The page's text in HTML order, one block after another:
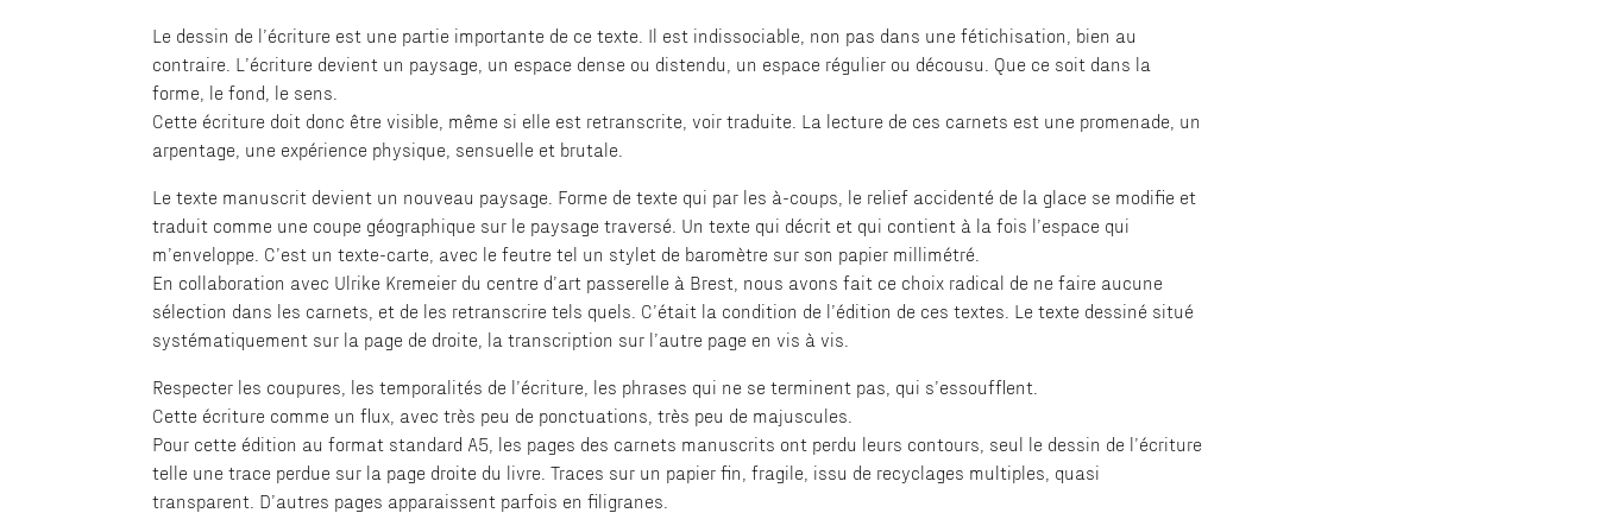
Le dessin de l’écriture est une partie importante de ce texte. Il est indissociable, non pas dans une fétichisation, bien au
contraire. L’écriture devient un paysage, un espace dense ou distendu, un espace régulier ou décousu. Que ce soit dans la
forme, le fond, le sens.
Cette écriture doit donc être visible, même si elle est retranscrite, voir traduite. La lecture de ces carnets est une promenade, un
arpentage, une expérience physique, sensuelle et brutale.
Le texte manuscrit devient un nouveau paysage. Forme de texte qui par les à-coups, le relief accidenté de la glace se modifie et
traduit comme une coupe géographique sur le paysage traversé. Un texte qui décrit et qui contient à la fois l’espace qui
m’enveloppe. C’est un texte-carte, avec le feutre tel un stylet de baromètre sur son papier millimétré.
En collaboration avec Ulrike Kremeier du centre d’art passerelle à Brest, nous avons fait ce choix radical de ne faire aucune
sélection dans les carnets, et de les retranscrire tels quels. C’était la condition de l’édition de ces textes. Le texte dessiné situé
systématiquement sur la page de droite, la transcription sur l’autre page en vis à vis.
Respecter les coupures, les temporalités de l’écriture, les phrases qui ne se terminent pas, qui s’essoufflent.
Cette écriture comme un flux, avec très peu de ponctuations, très peu de majuscules.
Pour cette édition au format standard A5, les pages des carnets manuscrits ont perdu leurs contours, seul le dessin de l’écriture
telle une trace perdue sur la page droite du livre. Traces sur un papier fin, fragile, issu de recyclages multiples, quasi
transparent. D’autres pages apparaissent parfois en filigranes.